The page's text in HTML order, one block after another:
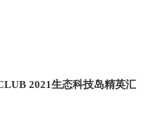
2021生态科技岛精英汇